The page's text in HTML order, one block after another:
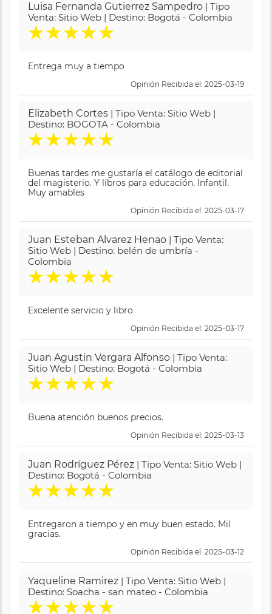
Luisa Fernanda Gutierrez Sampedro | Tipo
Venta: Sitio Web | Destino: Bogotá - Colombia
★★★★★
Entrega muy a tiempo
Opinión Recibida el: 2025-03-19
Elizabeth Cortes | Tipo Venta: Sitio Web |
Destino: BOGOTA - Colombia
★★★★★
Buenas tardes me gustaría el catálogo de editorial
del magisterio. Y libros para educación. Infantil.
Muy amables
Opinión Recibida el: 2025-03-17
Juan Esteban Alvarez Henao | Tipo Venta:
Sitio Web | Destino: belén de umbría -
Colombia
★★★★★
Excelente servicio y libro
Opinión Recibida el: 2025-03-17
Juan Agustin Vergara Alfonso | Tipo Venta:
Sitio Web | Destino: Bogotá - Colombia
★★★★★
Buena atención buenos precios.
Opinión Recibida el: 2025-03-13
Juan Rodríguez Pérez | Tipo Venta: Sitio Web |
Destino: Bogotá - Colombia
★★★★★
Entregaron a tiempo y en muy buen estado. Mil
gracias.
Opinión Recibida el: 2025-03-12
Yaqueline Ramirez | Tipo Venta: Sitio Web |
Destino: Soacha - san mateo - Colombia
★★★★★